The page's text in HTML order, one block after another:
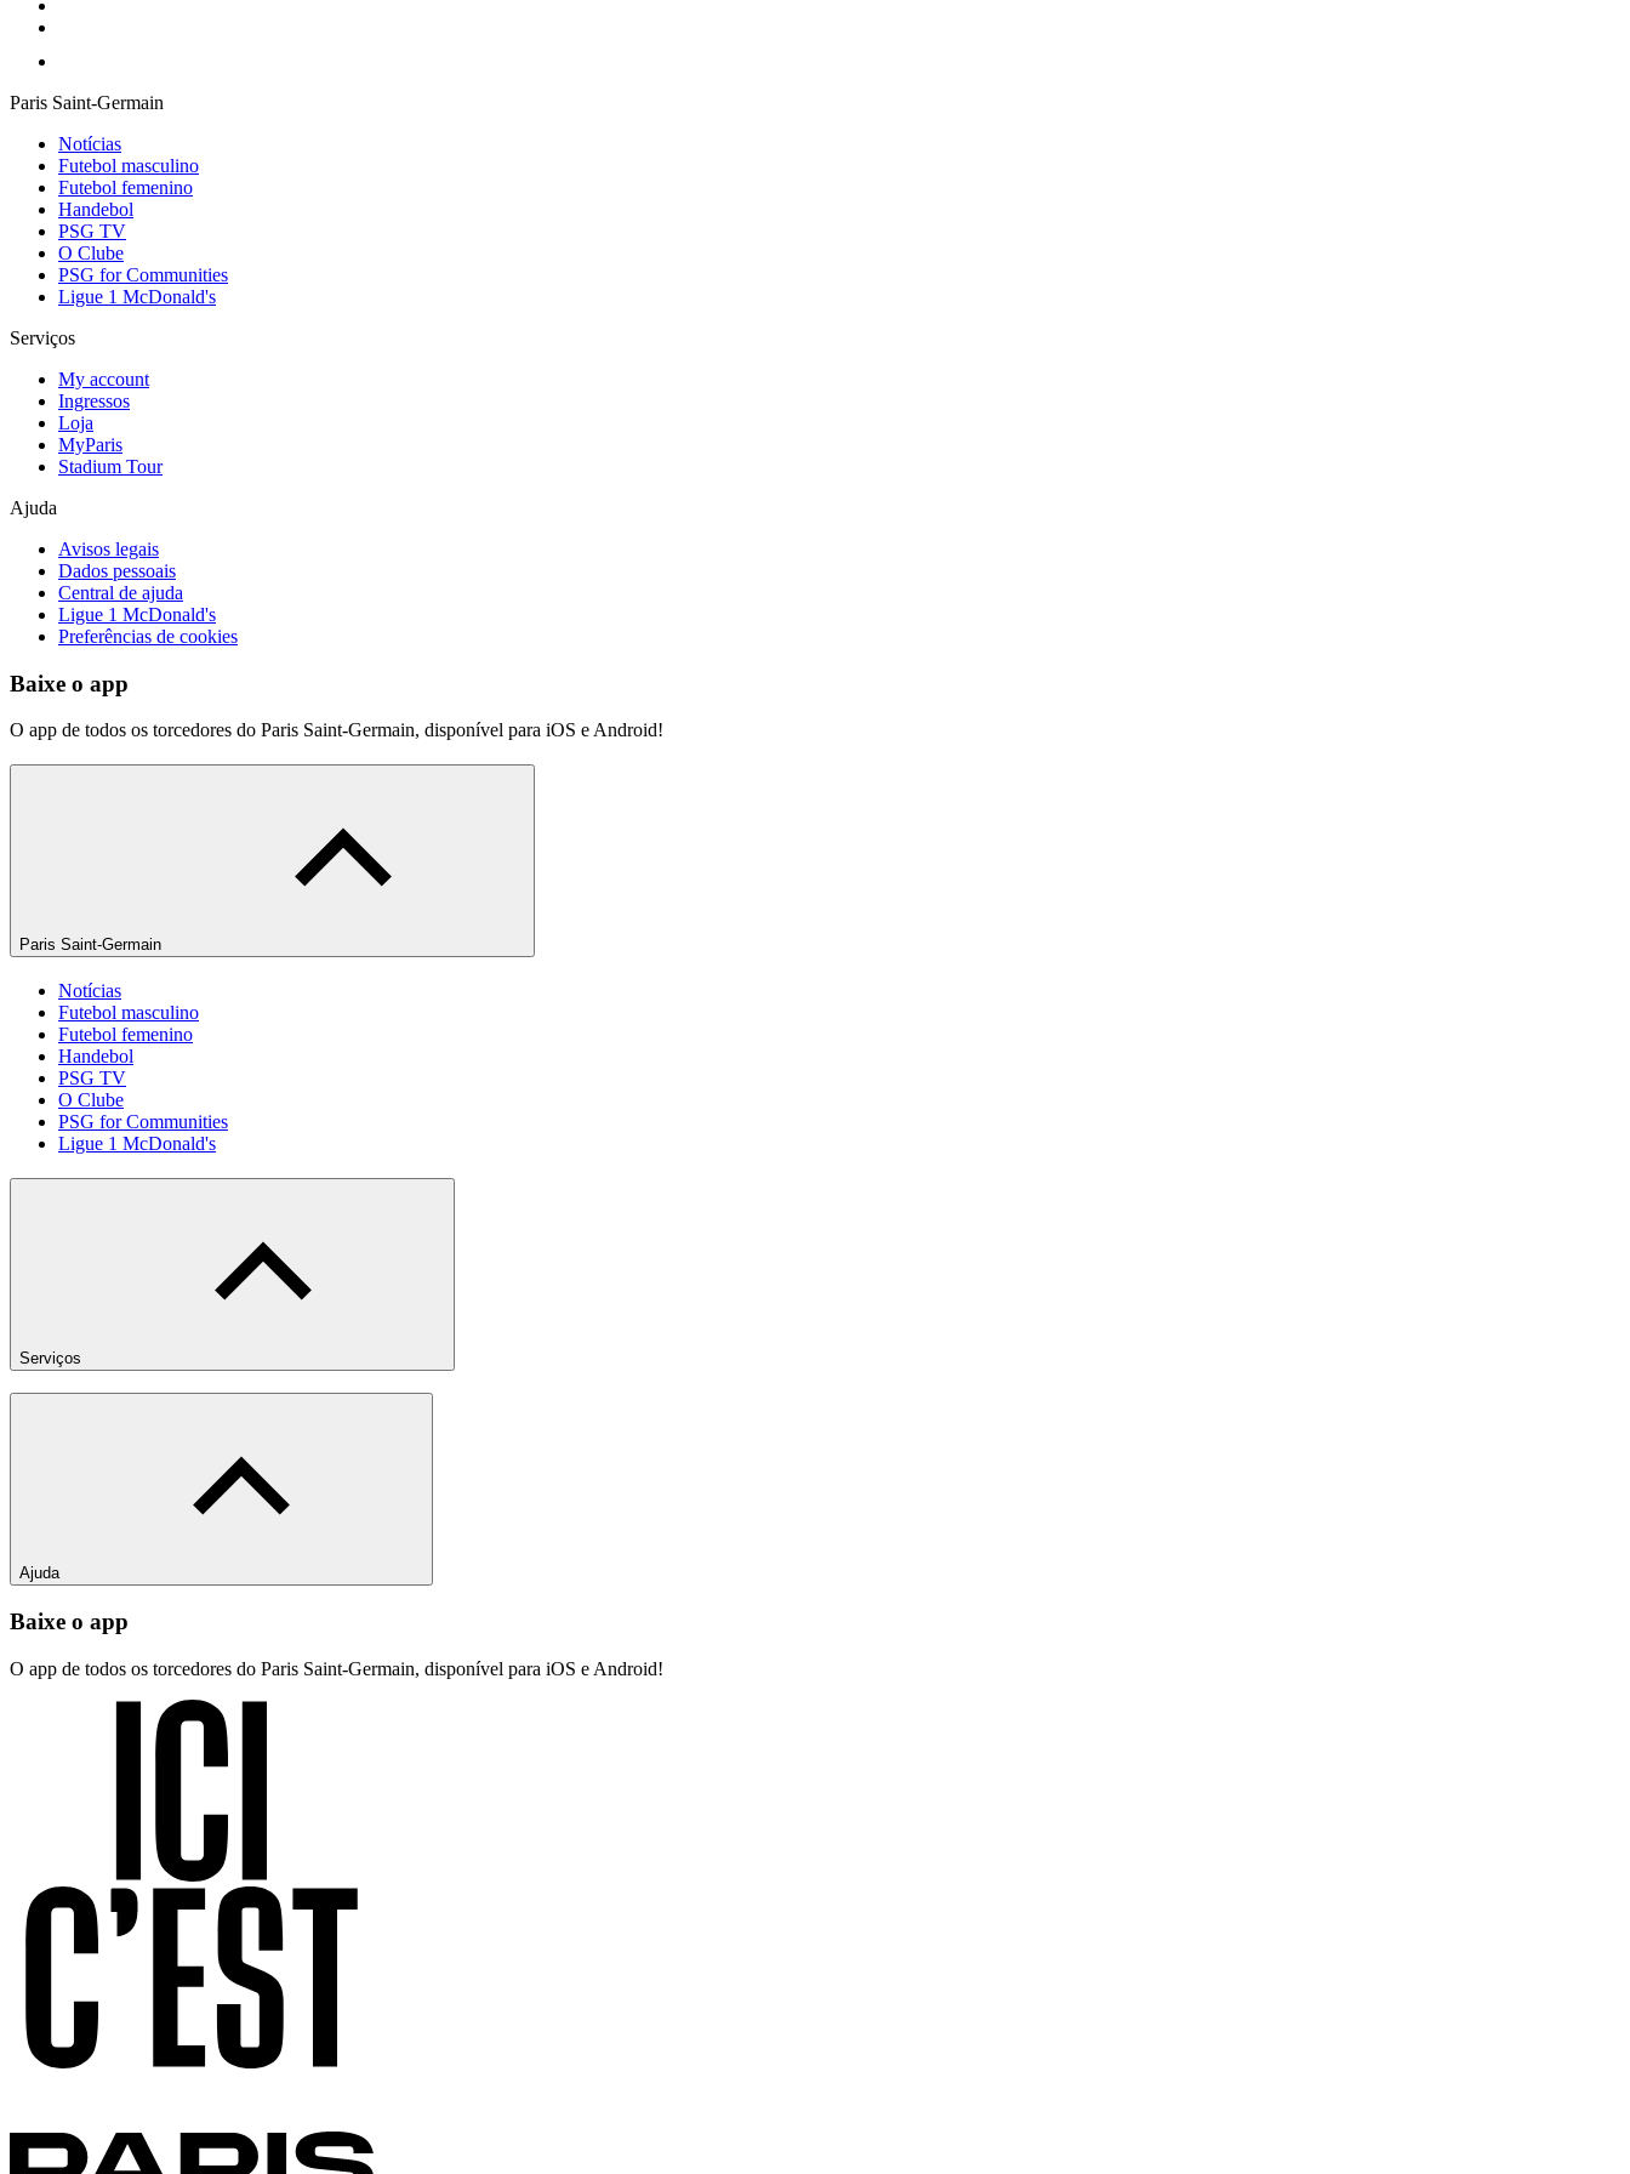
Paris Saint-Germain
Notícias
Futebol masculino
Futebol femenino
Handebol
PSG TV
O Clube
PSG for Communities
Ligue 1 McDonald's
Serviços
My account
Ingressos
Loja
MyParis
Stadium Tour
Ajuda
Avisos legais
Dados pessoais
Central de ajuda
Ligue 1 McDonald's
Preferências de cookies
Baixe o app
O app de todos os torcedores do Paris Saint-Germain, disponível para iOS e Android!
Paris Saint-Germain
Notícias
Futebol masculino
Futebol femenino
Handebol
PSG TV
O Clube
PSG for Communities
Ligue 1 McDonald's
Serviços
Ajuda
Baixe o app
O app de todos os torcedores do Paris Saint-Germain, disponível para iOS e Android!